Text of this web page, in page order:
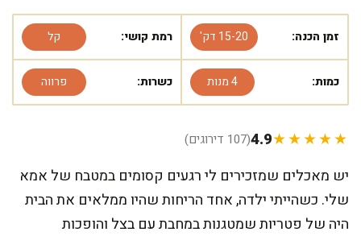
זמן הכנה: 15-20 דק' רמת קושי: קל
כמות: 4 מנות כשרות: פרווה
★★★★★
4.9(107 דירוגים)
יש מאכלים שמזכירים לי רגעים קסומים במטבח של אמא
שלי. כשהייתי ילדה, אחד הריחות שהיו ממלאים את הבית
היה של פטריות שמטגנות במחבת עם בצל והופכות